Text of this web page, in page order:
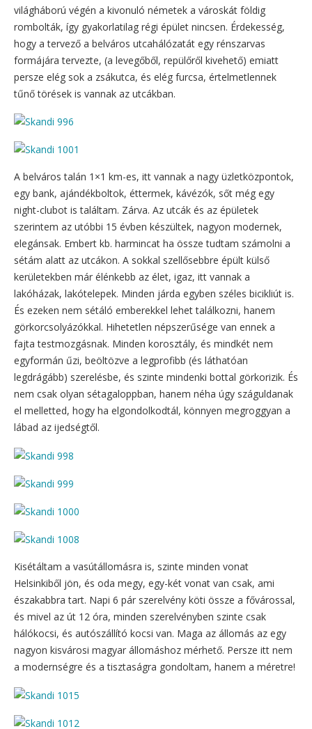
világháború végén a kivonuló németek a városkát földig
rombolták, így gyakorlatilag régi épület nincsen. Érdekesség,
hogy a tervező a belváros utcahálózatát egy rénszarvas
formájára tervezte, (a levegőből, repülőről kivehető) emiatt
persze elég sok a zsákutca, és elég furcsa, értelmetlennek
tűnő törések is vannak az utcákban.
A belváros talán 1×1 km-es, itt vannak a nagy üzletközpontok,
egy bank, ajándékboltok, éttermek, kávézók, sőt még egy
night-clubot is találtam. Zárva. Az utcák és az épületek
szerintem az utóbbi 15 évben készültek, nagyon modernek,
elegánsak. Embert kb. harmincat ha össze tudtam számolni a
sétám alatt az utcákon. A sokkal szellősebbre épült külső
kerületekben már élénkebb az élet, igaz, itt vannak a
lakóházak, lakótelepek. Minden járda egyben széles bicikliút is.
És ezeken nem sétáló emberekkel lehet találkozni, hanem
görkorcsolyázókkal. Hihetetlen népszerűsége van ennek a
fajta testmozgásnak. Minden korosztály, és mindkét nem
egyformán űzi, beöltözve a legprofibb (és láthatóan
legdrágább) szerelésbe, és szinte mindenki bottal görkorizik. És
nem csak olyan sétagaloppban, hanem néha úgy száguldanak
el melletted, hogy ha elgondolkodtál, könnyen megroggyan a
lábad az ijedségtől.
Kisétáltam a vasútállomásra is, szinte minden vonat
Helsinkiből jön, és oda megy, egy-két vonat van csak, ami
északabbra tart. Napi 6 pár szerelvény köti össze a fővárossal,
és mivel az út 12 óra, minden szerelvényben szinte csak
hálókocsi, és autószállító kocsi van. Maga az állomás az egy
nagyon kisvárosi magyar állomáshoz mérhető. Persze itt nem
a modernségre és a tisztaságra gondoltam, hanem a méretre!